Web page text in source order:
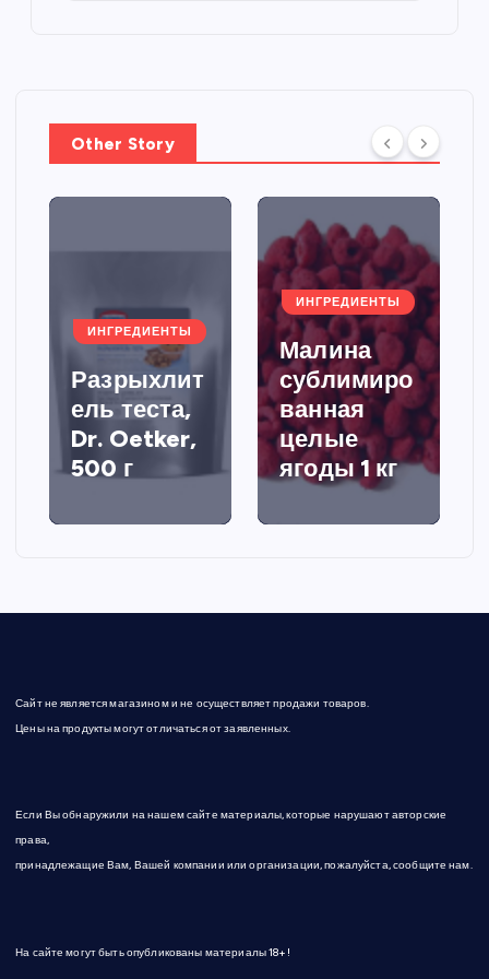
Other Story
ИНГРЕДИЕНТЫ
Разрыхлит
ель теста,
Dr. Oetker,
500 г
ИНГРЕДИЕНТЫ
Малина
сублимиро
ванная
целые
ягоды 1 кг
Сайт не является магазином и не осуществляет продажи товаров.
Цены на продукты могут отличаться от заявленных.
Если Вы обнаружили на нашем сайте материалы, которые нарушают авторские
права,
принадлежащие Вам, Вашей компании или организации, пожалуйста, сообщите нам.
На сайте могут быть опубликованы материалы 18+!